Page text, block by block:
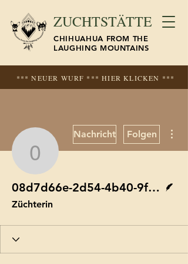
*** NEUER WURF *** HIER KLICKEN ***
ZUCHTSTÄTTE
CHIHUAHUA FROM THE
LAUGHING MOUNTAINS
08d7d66e-
Nachricht Folgen
08d7d66e-2d54-4b40-9f2a-57e9992a3412
Züchterin